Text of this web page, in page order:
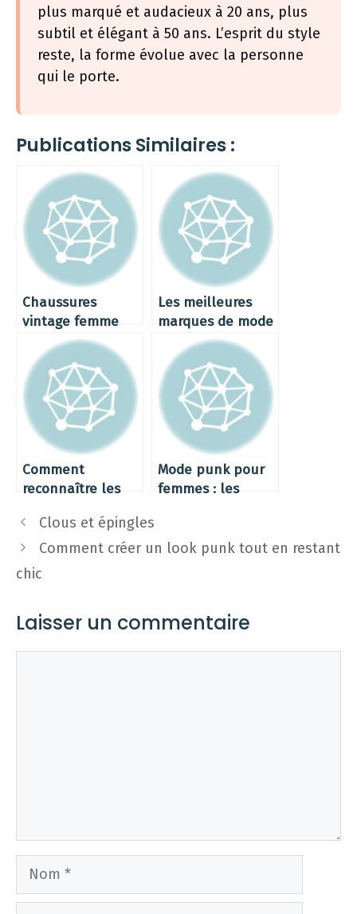
plus marqué et audacieux à 20 ans, plus
subtil et élégant à 50 ans. L’esprit du style
reste, la forme évolue avec la personne
qui le porte.
Publications Similaires :
Chaussures
vintage femme
Les meilleures
marques de mode
vintage
Comment
reconnaître les
rares
Mode punk pour
femmes : les
Clous et épingles
Comment créer un look punk tout en restant
chic
Laisser un commentaire
Nom